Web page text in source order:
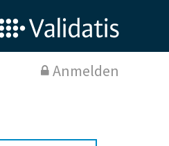
Anmelden